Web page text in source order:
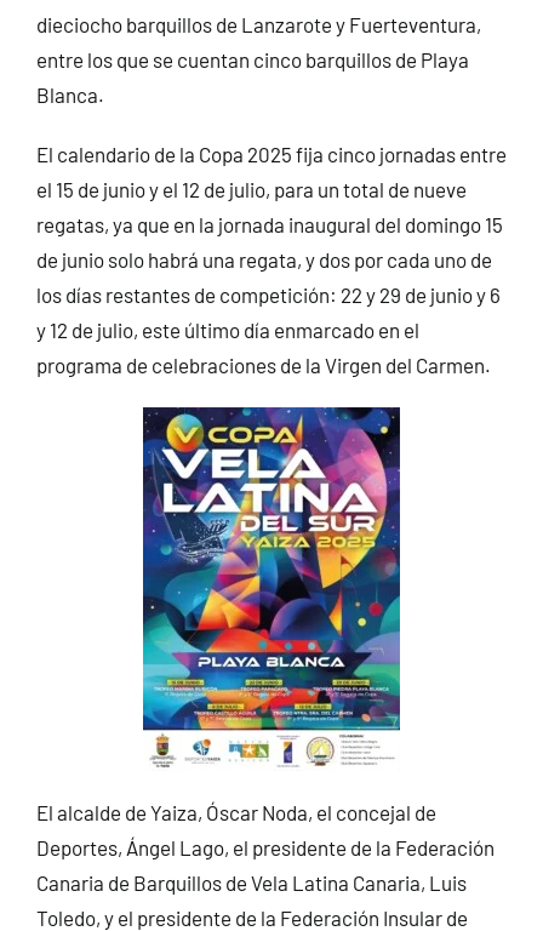
dieciocho barquillos de Lanzarote y Fuerteventura,
entre los que se cuentan cinco barquillos de Playa
Blanca.
El calendario de la Copa 2025 fija cinco jornadas entre
el 15 de junio y el 12 de julio, para un total de nueve
regatas, ya que en la jornada inaugural del domingo 15
de junio solo habrá una regata, y dos por cada uno de
los días restantes de competición: 22 y 29 de junio y 6
y 12 de julio, este último día enmarcado en el
programa de celebraciones de la Virgen del Carmen.
El alcalde de Yaiza, Óscar Noda, el concejal de
Deportes, Ángel Lago, el presidente de la Federación
Canaria de Barquillos de Vela Latina Canaria, Luis
Toledo, y el presidente de la Federación Insular de